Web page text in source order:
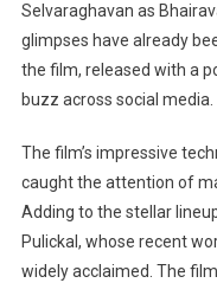
Selvaraghavan as
glimpses have already
the film, released with a
buzz across social media.
The film’s impressive
caught the attention of
Adding to the stellar
Pulickal, whose recent
widely acclaimed. The